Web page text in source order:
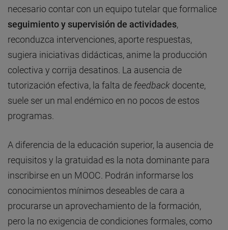
necesario contar con un equipo tutelar que formalice
seguimiento y supervisión de actividades,
reconduzca intervenciones, aporte respuestas,
sugiera iniciativas didácticas, anime la producción
colectiva y corrija desatinos. La ausencia de
tutorización efectiva, la falta de feedback docente,
suele ser un mal endémico en no pocos de estos
programas.
A diferencia de la educación superior, la ausencia de
requisitos y la gratuidad es la nota dominante para
inscribirse en un MOOC. Podrán informarse los
conocimientos mínimos deseables de cara a
procurarse un aprovechamiento de la formación,
pero la no exigencia de condiciones formales, como